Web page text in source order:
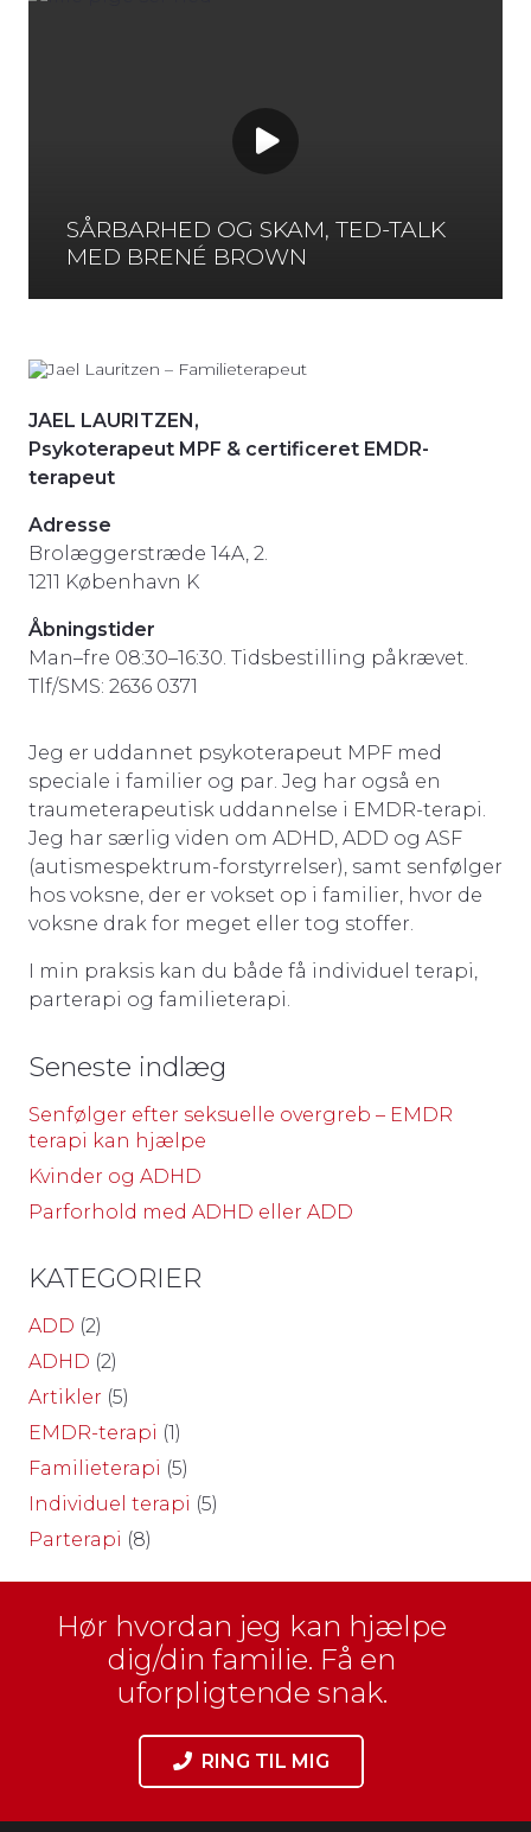
SÅRBARHED OG SKAM, TED-TALK
MED BRENÉ BROWN
JAEL LAURITZEN,
Psykoterapeut MPF & certificeret EMDR-
terapeut
Adresse
Brolæggerstræde 14A, 2.
1211 København K
Åbningstider
Man–fre 08:30–16:30. Tidsbestilling påkrævet.
Tlf/SMS: 2636 0371
Jeg er uddannet psykoterapeut MPF med
speciale i familier og par. Jeg har også en
traumeterapeutisk uddannelse i EMDR-terapi.
Jeg har særlig viden om ADHD, ADD og ASF
(autismespektrum-forstyrrelser), samt senfølger
hos voksne, der er vokset op i familier, hvor de
voksne drak for meget eller tog stoffer.
I min praksis kan du både få individuel terapi,
parterapi og familieterapi.
Seneste indlæg
Senfølger efter seksuelle overgreb – EMDR
terapi kan hjælpe
Kvinder og ADHD
Parforhold med ADHD eller ADD
KATEGORIER
ADD (2)
ADHD (2)
Artikler (5)
EMDR-terapi (1)
Familieterapi (5)
Individuel terapi (5)
Parterapi (8)
Hør hvordan jeg kan hjælpe
dig/din familie. Få en
uforpligtende snak.
RING TIL MIG